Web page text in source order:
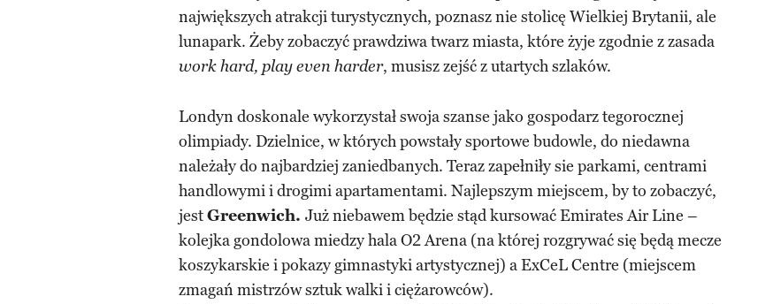
największych atrakcji turystycznych, poznasz nie stolicę Wielkiej Brytanii, ale
lunapark. Żeby zobaczyć prawdziwa twarz miasta, które żyje zgodnie z zasada
work hard, play even harder, musisz zejść z utartych szlaków.
Londyn doskonale wykorzystał swoja szanse jako gospodarz tegorocznej
olimpiady. Dzielnice, w których powstały sportowe budowle, do niedawna
należały do najbardziej zaniedbanych. Teraz zapełniły sie parkami, centrami
handlowymi i drogimi apartamentami. Najlepszym miejscem, by to zobaczyć,
jestGreenwich. Już niebawem będzie stąd kursować Emirates Air Line –
kolejka gondolowa miedzy hala O2 Arena (na której rozgrywać się będą mecze
koszykarskie i pokazy gimnastyki artystycznej) a ExCeL Centre (miejscem
zmagań mistrzów sztuk walki i ciężarowców).